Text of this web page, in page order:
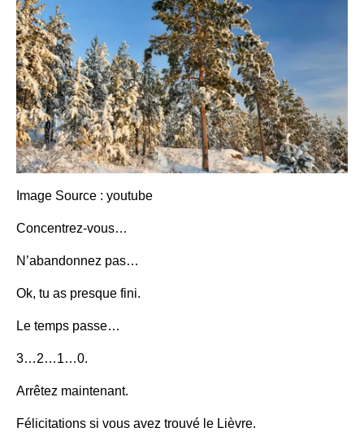
Image Source : youtube
Concentrez-vous…
N’abandonnez pas…
Ok, tu as presque fini.
Le temps passe…
3…2…1…0.
Arrêtez maintenant.
Félicitations si vous avez trouvé le Lièvre.